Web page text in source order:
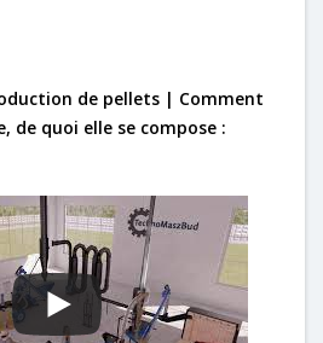
de pellets | Comment
de quoi elle se compose :